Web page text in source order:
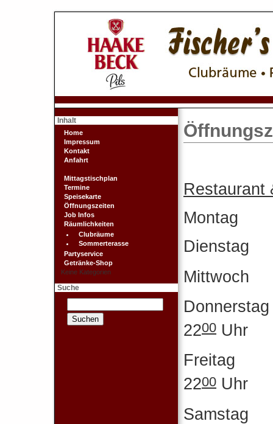
Inhalt
Home
Impressum
Kontakt
Anfahrt
Mittagstischplan
Termine
Speisekarte
Öffnungszeiten
Job Infos
Räumlichkeiten
Clubräume
Sommerterasse
Partyservice
Getränke-Shop
Keine Kategorien
Suche
Restaurant
2200 Uhr
2200 Uhr